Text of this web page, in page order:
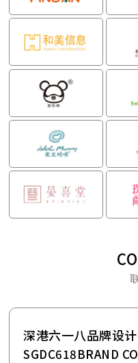
深港六一八品牌设
SGDC618BRAND